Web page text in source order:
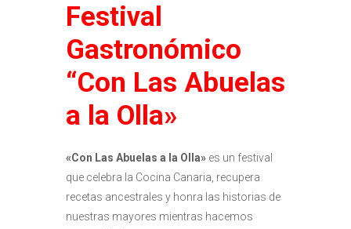
Festival
Gastronómico
“Con Las Abuelas
a la Olla»
«Con Las Abuelas a la Olla» es un festival
que celebra la Cocina Canaria, recupera
recetas ancestrales y honra las historias de
nuestras mayores mientras hacemos